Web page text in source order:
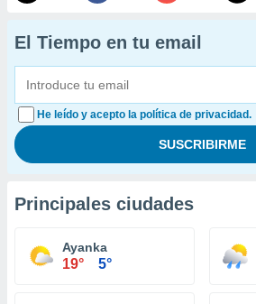
El Tiempo en tu email
He leído y acepto la política de privacidad.
Principales ciudades
Ayanka
19° 5°